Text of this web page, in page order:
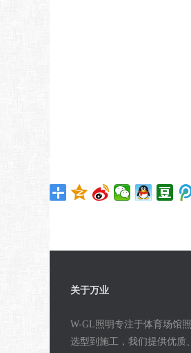
关于万业
W-GL照明专注于体育场馆
选型到施工，我们提供优质